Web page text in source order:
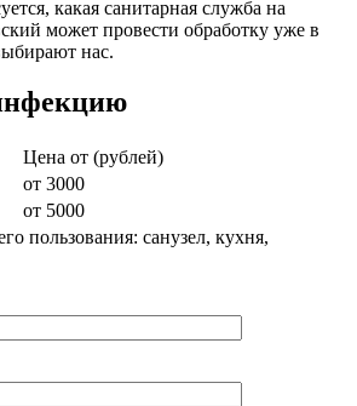
какая санитарная служба на
может провести обработку уже в
нас.
Цена от (рублей)
от 3000
от 5000
пользования: санузел, кухня,